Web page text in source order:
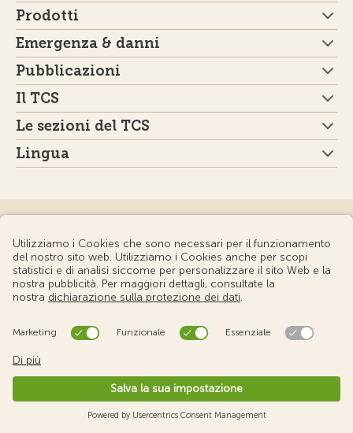
Prodotti
Emergenza & danni
Pubblicazioni
Il TCS
Le sezioni del TCS
Lingua
Newsletter
Iscrizione
Rivista Touring